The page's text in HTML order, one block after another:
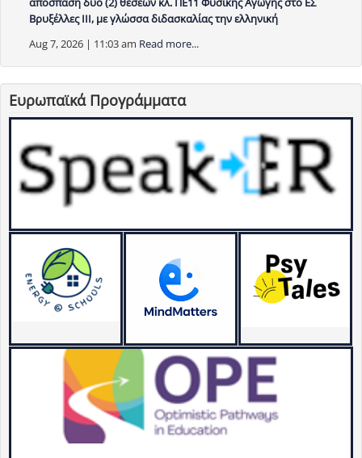
Βρυξέλλες ΙΙΙ, με γλώσσα διδασκαλίας την ελληνική
Aug 7, 2026 | 11:03 am Read more...
Ευρωπαϊκά Προγράμματα